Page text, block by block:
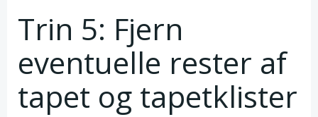
Trin 5: Fjern
eventuelle rester af
tapet og tapetklister